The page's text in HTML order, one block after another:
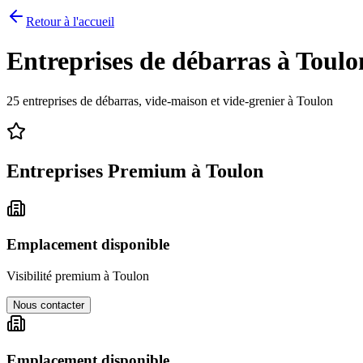
Retour à l'accueil
Entreprises de débarras à
25 entreprises de débarras, vide-maison et vide-grenier à Toulon
Entreprises Premium à Toulon
Emplacement disponible
Visibilité premium à Toulon
Nous contacter